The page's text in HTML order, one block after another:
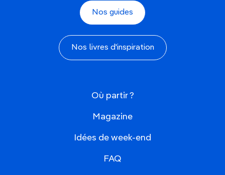
Nos guides
Nos livres d'inspiration
Où partir ?
Magazine
Idées de week-end
FAQ